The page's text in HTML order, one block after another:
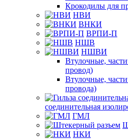
Крокодилы для
НВИ
ВНКИ
ВРПИ-П
НШВ
НШВИ
Втулочные,
провод)
Втулочные,
провода)
соединительная
ГМЛ
НКИ